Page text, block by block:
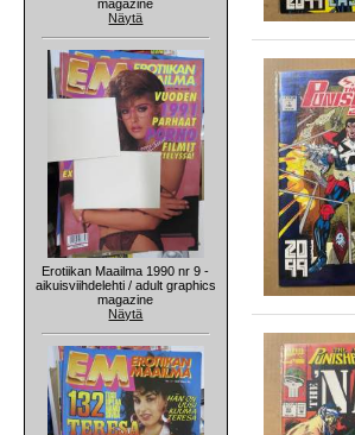
magazine
Näytä
Erotiikan Maailma 1990 nr 9 -
aikuisviihdelehti / adult graphics
magazine
Näytä